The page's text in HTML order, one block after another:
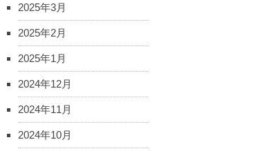
2025年3月
2025年2月
2025年1月
2024年12月
2024年11月
2024年10月